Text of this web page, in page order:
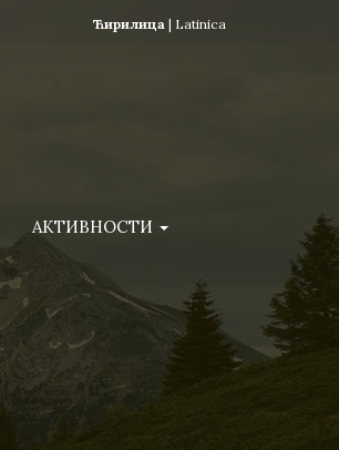
Ћирилица | Latinica
АКТИВНОСТИ